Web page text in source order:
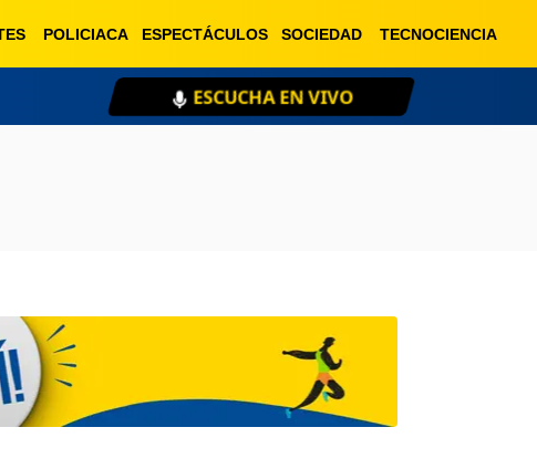
POLICIACA ESPECTÁCULOS SOCIEDAD TECNOCIENCIA
ESCUCHA EN VIVO